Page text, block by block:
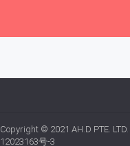
Copyright © 2021 AH.D PTE. LTD.
12023163号-3